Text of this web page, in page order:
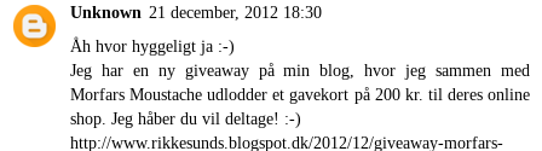
Unknown 21 december, 2012 18:30
Åh hvor hyggeligt ja :-)
Jeg har en ny giveaway på min blog, hvor jeg sammen med
Morfars Moustache udlodder et gavekort på 200 kr. til deres online
shop. Jeg håber du vil deltage! :-)
http://www.rikkesunds.blogspot.dk/2012/12/giveaway-morfars-